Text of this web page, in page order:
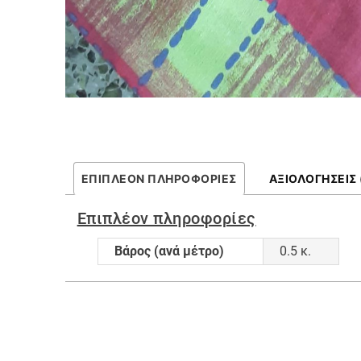
ΕΠΙΠΛΈΟΝ ΠΛΗΡΟΦΟΡΊΕΣ ΑΞΙΟΛΟΓΉΣΕΙΣ
Επιπλέον πληροφορίες
Βάρος (ανά μέτρο) 0.5 κ.